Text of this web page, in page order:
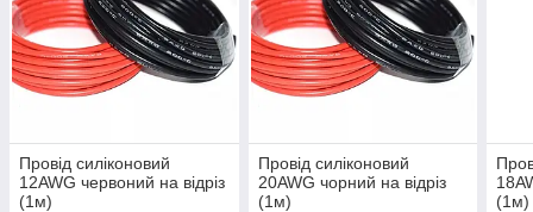
Провід силіконовий
12AWG червоний на відріз
(1м)
Провід силіконовий
20AWG чорний на відріз
(1м)
(1м)